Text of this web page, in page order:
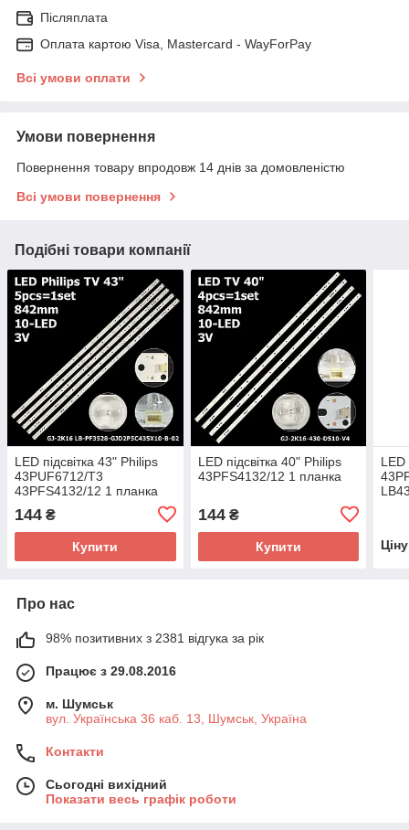
Післяплата
Оплата картою Visa, Mastercard - WayForPay
Всі умови оплати
Умови повернення
Повернення товару впродовж 14 днів за домовленістю
Всі умови повернення
Подібні товари компанії
LED підсвітка 43" Philips
43PUF6712/T3
43PFS4132/12 1 планка
144 ₴
Купити
LED підсвітка 40" Philips
43PFS4132/12 1 планка
144₴
Купити
LED
Про нас
98% позитивних з 2381 відгука за рік
Працює з 29.08.2016
м. Шумськ
вул. Українська 36 каб. 13, Шумськ, Україна
Контакти
Сьогодні вихідний
Показати весь графік роботи